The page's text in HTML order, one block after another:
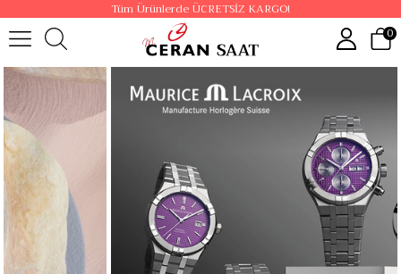
Tüm Ürünlerde ÜCRETSİZ KARGO!
0